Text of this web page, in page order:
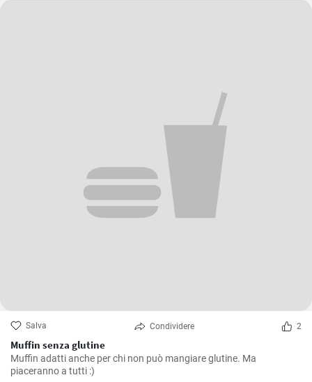
Salva Condividere 2
Muffin senza glutine
Muffin adatti anche per chi non può mangiare glutine. Ma
piaceranno a tutti :)